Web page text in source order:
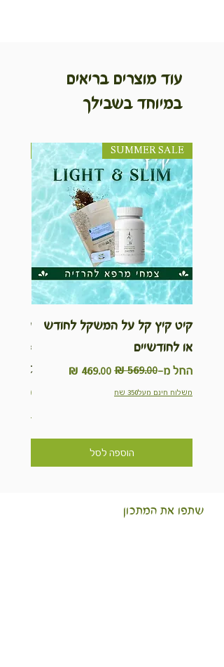
עוד מוצרים בריאים
במיוחד בשבילך
SUMMER SALE
קיט קיץ קל על המשקל לחודש
או לחודשיים
החל מ-
מחיר רגיל
מחיר מבצע
משלוח חינם מעל350 שח
הוספה לסל
ערכת
Kit
מחיר